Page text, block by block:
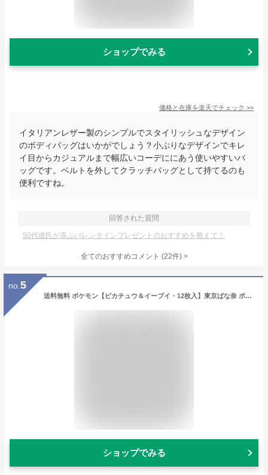
ショップでみる
価格と在庫を楽天でチェック >>
イタリアンレザー製のシンプルでスタイリッシュなデザイン
のボディバッグはいかがでしょう？小ぶりなデザインでキレ
イ目からカジュアルまで幅広いコーデににあう使いやすいバ
ッグです。ベルトを外してクラッチバッグとして持てるのも
便利ですね。
回答された質問
50代彼氏が喜ぶバレンタインプレゼントのおすすめを教えて！
全てのおすすめコメント (22件) >
no. 5
送料無料 ポケモン【ピカチュウ＆イーブイ・12枚入】東京ばな奈 ポケモン「はみ出しチョコのクッキーサンド」12枚入 定番 東京土産 手土産 お供え物 お菓子 銘菓 東京ばなな※パッケージはランダムでございます。
ショップでみる